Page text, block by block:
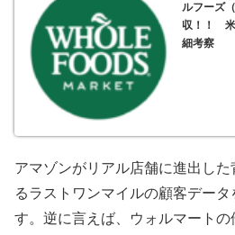
ルフーズ
収！！ 米
細考察
アマゾンがリアル店舗に進出し
るラストワンマイルの顧客デー
す。逆に言えば、ウォルマート